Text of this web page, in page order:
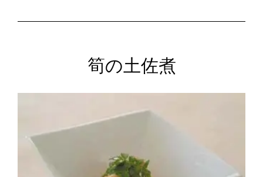
筍の土佐煮